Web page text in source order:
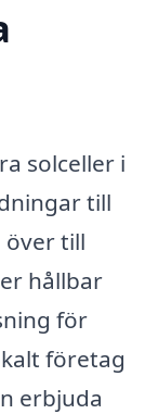
solceller i
till
över till
hållbar
för
företag
erbjuda